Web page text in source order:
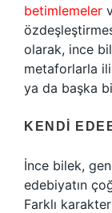
betimlemeler
olarak, ince
metaforlarla
ya da başka
KENDI
İnce bilek,
edebiyatın
Farklı